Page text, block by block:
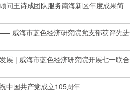
问王诗成团队服务南海新区年度成果简
威海市蓝色经济研究院党支部获评先进
展 | 威海市蓝色经济研究院开展七一联合
中国共产党成立105周年